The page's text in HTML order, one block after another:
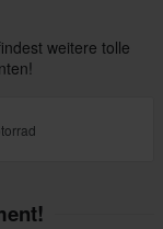
weitere tolle